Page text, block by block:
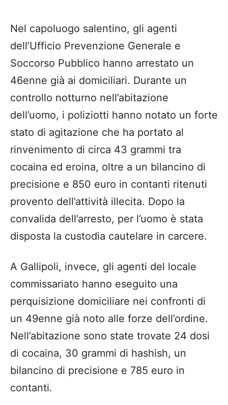
Nel capoluogo salentino, gli agenti
dell’Ufficio Prevenzione Generale e
Soccorso Pubblico hanno arrestato un
46enne già ai domiciliari. Durante un
controllo notturno nell’abitazione
dell’uomo, i poliziotti hanno notato un forte
stato di agitazione che ha portato al
rinvenimento di circa 43 grammi tra
cocaina ed eroina, oltre a un bilancino di
precisione e 850 euro in contanti ritenuti
provento dell’attività illecita. Dopo la
convalida dell’arresto, per l’uomo è stata
disposta la custodia cautelare in carcere.
A Gallipoli, invece, gli agenti del locale
commissariato hanno eseguito una
perquisizione domiciliare nei confronti di
un 49enne già noto alle forze dell’ordine.
Nell’abitazione sono state trovate 24 dosi
di cocaina, 30 grammi di hashish, un
bilancino di precisione e 785 euro in
contanti.